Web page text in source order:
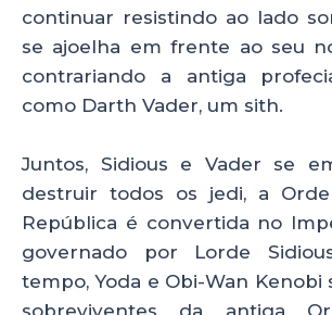
continuar resistindo ao lado
se ajoelha em frente ao seu
contrariando a antiga
como Darth Vader, um sith.
Juntos, Sidious e Vader se
destruir todos os jedi, a
República é convertida no
governado por Lorde
tempo, Yoda e Obi-Wan Kenobi
sobreviventes da antiga